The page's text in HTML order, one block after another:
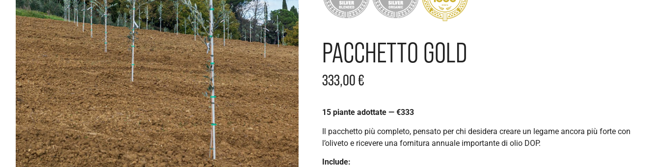
PACCHETTO GOLD
333,00€
15 piante adottate — €333
Il pacchetto più completo, pensato per chi desidera creare un legame ancora più forte con
l’oliveto e ricevere una fornitura annuale importante di olio DOP.
Include: